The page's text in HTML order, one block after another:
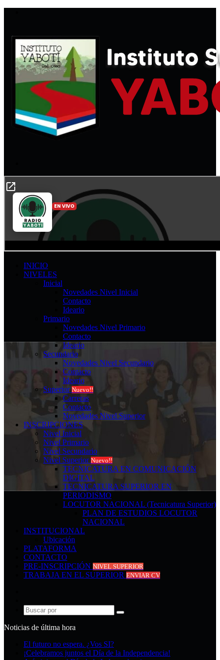
INICIO
NIVELES
Inicial
Novedades Nivel Inicial
Contacto
Ideario
Primario
Novedades Nivel Primario
Contacto
Ideario
Secundario
Novedades Nivel Secundario
Contacto
Ideario
Superior Nuevo!!
Carreras
Contacto
Novedades Nivel Superior
INSCRIPCIONES
Nivel Inicial
Nivel Primario
Nivel Secundario
Nivel Superior Nuevo!!
TECNICATURA EN COMUNICACIÓN
DIGITAL
TECNICATURA SUPERIOR EN
PERIODISMO
LOCUTOR NACIONAL (Tecnicatura Superior)
PLAN DE ESTUDIOS LOCUTOR
NACIONAL
INSTITUCIONAL
Ubicación
PLATAFORMA
CONTACTO
PRE-INSCRIPCIÓN NIVEL SUPERIOR
TRABAJA EN EL SUPERIOR ENVIAR CV
al
azar
Buscar
Noticias de última hora
El futuro no espera. ¿Vos SI?
¡Celebramos juntos el Día de la Independencia!